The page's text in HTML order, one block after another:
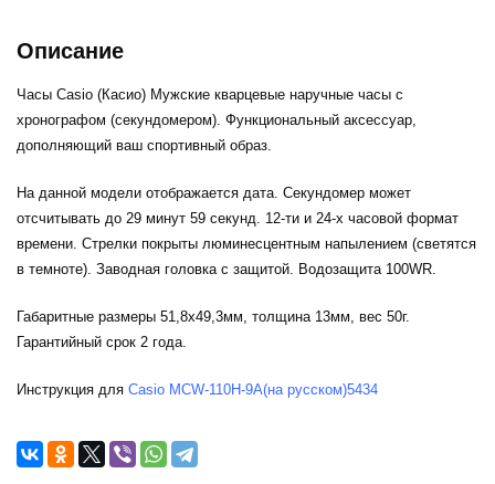
Описание
Часы Casio (Касио) Мужские кварцевые наручные часы с
хронографом (секундомером). Функциональный аксессуар,
дополняющий ваш спортивный образ.
На данной модели отображается дата. Секундомер может
отсчитывать до 29 минут 59 секунд. 12-ти и 24-х часовой формат
времени. Стрелки покрыты люминесцентным напылением (светятся
в темноте). Заводная головка с защитой. Водозащита 100WR.
Габаритные размеры 51,8x49,3мм, толщина 13мм, вес 50г.
Гарантийный срок 2 года.
Инструкция для Casio MCW-110H-9A(на русском)5434